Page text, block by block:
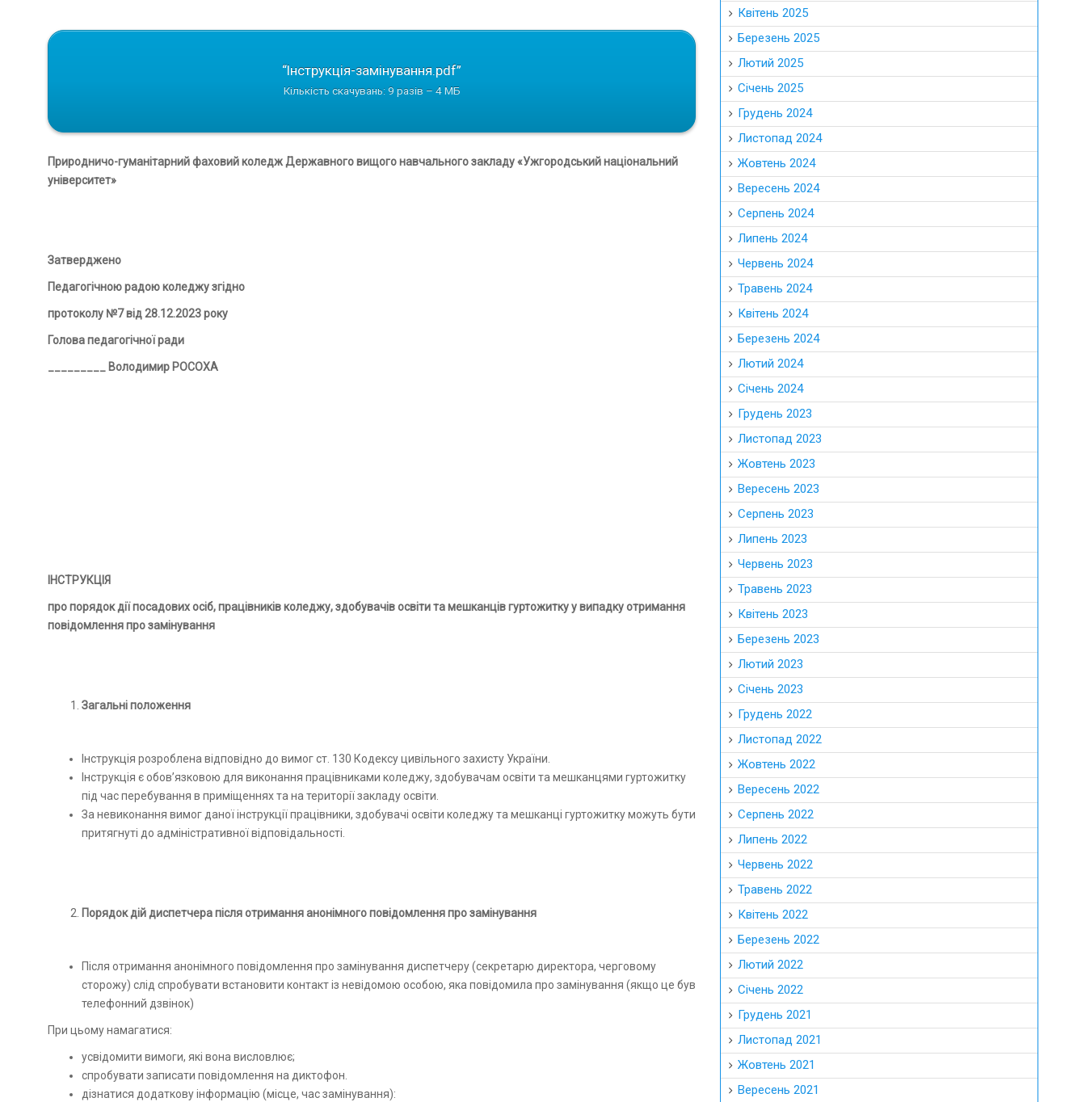
“Інструкція-замінування.pdf”
Кількість скачувань: 9 разів – 4 МБ
Природничо-гуманітарний фаховий коледж Державного вищого навчального закладу «Ужгородський національний
університет»
Затверджено
Педагогічною радою коледжу згідно
протоколу №7 від 28.12.2023 року
Голова педагогічної ради
_________ Володимир РОСОХА
ІНСТРУКЦІЯ
про порядок дії посадових осіб, працівників коледжу, здобувачів освіти та мешканців гуртожитку у випадку отримання
повідомлення про замінування
Загальні положення
Інструкція розроблена відповідно до вимог ст. 130 Кодексу цивільного захисту України.
Інструкція є обов’язковою для виконання працівниками коледжу, здобувачам освіти та мешканцями гуртожитку
під час перебування в приміщеннях та на території закладу освіти.
За невиконання вимог даної інструкції працівники, здобувачі освіти коледжу та мешканці гуртожитку можуть бути
притягнуті до адміністративної відповідальності.
Порядок дій диспетчера після отримання анонімного повідомлення про замінування
Після отримання анонімного повідомлення про замінування диспетчеру (секретарю директора, черговому
сторожу) слід спробувати встановити контакт із невідомою особою, яка повідомила про замінування (якщо це був
телефонний дзвінок)
При цьому намагатися:
усвідомити вимоги, які вона висловлює;
спробувати записати повідомлення на диктофон.
дізнатися додаткову інформацію (місце, час замінування):
Квітень 2025
Березень 2025
Лютий 2025
Січень 2025
Грудень 2024
Листопад 2024
Жовтень 2024
Вересень 2024
Серпень 2024
Липень 2024
Червень 2024
Травень 2024
Квітень 2024
Березень 2024
Лютий 2024
Січень 2024
Грудень 2023
Листопад 2023
Жовтень 2023
Вересень 2023
Серпень 2023
Липень 2023
Червень 2023
Травень 2023
Квітень 2023
Березень 2023
Лютий 2023
Січень 2023
Грудень 2022
Листопад 2022
Жовтень 2022
Вересень 2022
Серпень 2022
Липень 2022
Червень 2022
Травень 2022
Квітень 2022
Березень 2022
Лютий 2022
Січень 2022
Грудень 2021
Листопад 2021
Жовтень 2021
Вересень 2021